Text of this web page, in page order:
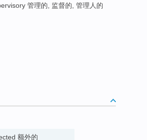
管理的, 监督的, 管理人的
额外的